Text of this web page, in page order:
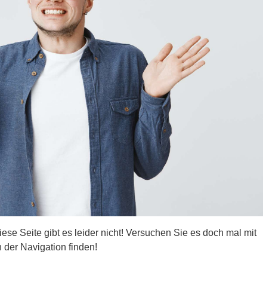
Seite gibt es leider nicht! Versuchen Sie es doch mal mit
der Navigation finden!